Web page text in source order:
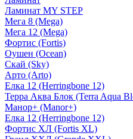
Ламинат MY STEP
Мега 8 (Mega)
Мега 12 (Mega)
Фортис (Fortis)
Оушен (Ocean)
Скай (Sky)
Арто (Arto)
Елка 12 (Herringbone 12)
Терра Аква Блок (Terra Aqua
Манор+ (Manor+)
Елка 12 (Herringbone 12)
Фортис ХЛ (Fortis XL)